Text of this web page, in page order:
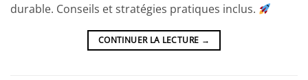
durable. Conseils et stratégies pratiques inclus.
CONTINUER LA LECTURE →